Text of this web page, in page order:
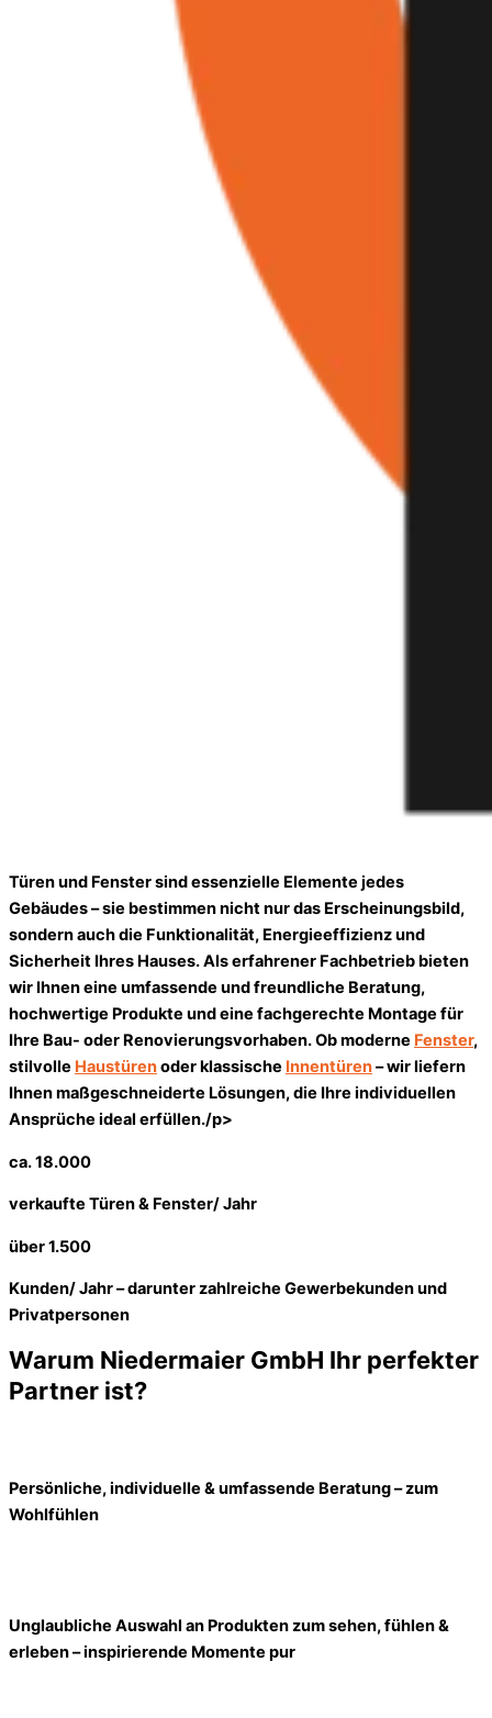
Türenund Fenstersind essenzielle Elemente jedes
Gebäudes – sie bestimmen nicht nur das Erscheinungsbild,
sondern auch die Funktionalität, Energieeffizienz und
Sicherheit Ihres Hauses. Als erfahrener Fachbetrieb bieten
wir Ihnen eine umfassende und freundliche Beratung,
hochwertige Produkte und eine fachgerechte Montage für
Ihre Bau- oder Renovierungsvorhaben. Ob moderne Fenster,
stilvolle Haustürenoder klassische Innentüren– wir liefern
Ihnen maßgeschneiderte Lösungen, die Ihre individuellen
Ansprüche ideal erfüllen./p>
ca. 18.000
verkaufte Türen & Fenster/ Jahr
über 1.500
Kunden/ Jahr – darunter zahlreiche Gewerbekunden und
Privatpersonen
Warum Niedermaier GmbH Ihr perfekter
Partner ist?
Persönliche, individuelle & umfassende Beratung – zum
Wohlfühlen
Unglaubliche Auswahl an Produkten zum sehen, fühlen &
erleben – inspirierende Momente pur